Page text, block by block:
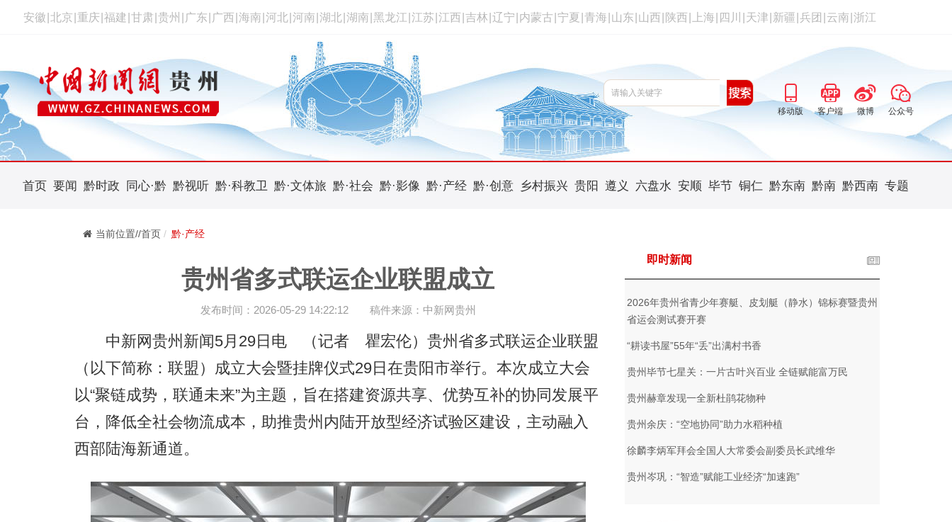
安徽 北京 重庆 福建 甘肃 贵州 广东 广西 海南 河北 河南 湖北 湖南 黑龙江 江苏 江西 吉林 辽宁 内蒙古 宁夏 青海 山东 山西 陕西 上海 四川 天津 新疆 兵团 云南 浙江
移动版 客户端 微博 公众号
首页 要闻 黔时政 同心·黔 黔视听 黔·科教卫 黔·文体旅 黔·社会 黔·影像 黔·产经 黔·创意 乡村振兴 贵阳 遵义 六盘水 安顺 毕节 铜仁 黔东南 黔南 黔西南 专题
当前位置//首页 黔·产经
贵州省多式联运企业联盟成立
发布时间：2026-05-29 14:22:12 稿件来源：中新网贵州
中新网贵州新闻5月29日电 （记者 瞿宏伦）贵州省多式联运企业联盟
（以下简称：联盟）成立大会暨挂牌仪式29日在贵阳市举行。本次成立大会
以“聚链成势，联通未来”为主题，旨在搭建资源共享、优势互补的协同发展平
台，降低全社会物流成本，助推贵州内陆开放型经济试验区建设，主动融入
西部陆海新通道。
即时新闻
2026年贵州省青少年赛艇、皮划艇（静水）锦标赛暨贵州
省运会测试赛开赛
“耕读书屋”55年“丢”出满村书香
贵州毕节七星关：一片古叶兴百业 全链赋能富万民
贵州赫章发现一全新杜鹃花物种
贵州余庆：“空地协同”助力水稻种植
徐麟李炳军拜会全国人大常委会副委员长武维华
贵州岑巩：“智造”赋能工业经济“加速跑”